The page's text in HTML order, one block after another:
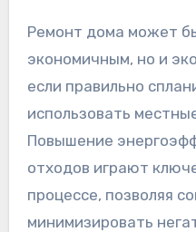
Ремонт дома может быть не только
экономичным, но и
если правильно
использовать
Повышение
отходов играют
процессе, позволяя
минимизировать